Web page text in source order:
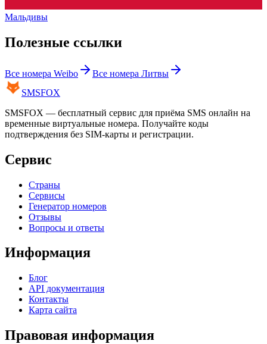
Мальдивы
Полезные ссылки
Все номера Weibo Все номера Литвы
SMSFOX
SMSFOX — бесплатный сервис для приёма SMS онлайн на
временные виртуальные номера. Получайте коды
подтверждения без SIM-карты и регистрации.
Сервис
Страны
Сервисы
Генератор номеров
Отзывы
Вопросы и ответы
Информация
Блог
API документация
Контакты
Карта сайта
Правовая информация